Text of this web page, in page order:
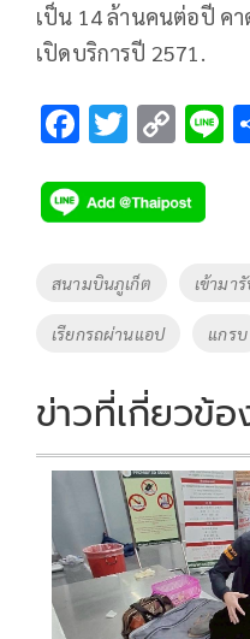
เป็น 14 ล้านคนต่อปี ค
เปิดบริการปี 2571.
F
e
b
o
k
T
tt
er
C
p
y
Li
Tags
สนามบินภูเก็ต เข้ามา
เรียกรถผ่านแอป แกรบ
ข่าวที่เกี่ยวข้อ